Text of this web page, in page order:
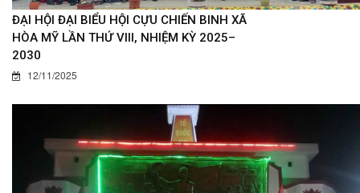
ĐẠI HỘI ĐẠI BIỂU HỘI CỰU CHIẾN BINH XÃ
HÒA MỸ LẦN THỨ VIII, NHIỆM KỲ 2025–
2030
12/11/2025